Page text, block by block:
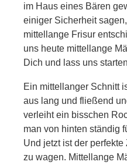
im Haus eines Bären
einiger Sicherheit
mittellange Frisur
uns heute mittellange
Dich und lass uns
Ein mittellanger Schnitt
aus lang und fließend
verleiht ein bisschen
man von hinten ständig
Und jetzt ist der
zu wagen. Mittellange